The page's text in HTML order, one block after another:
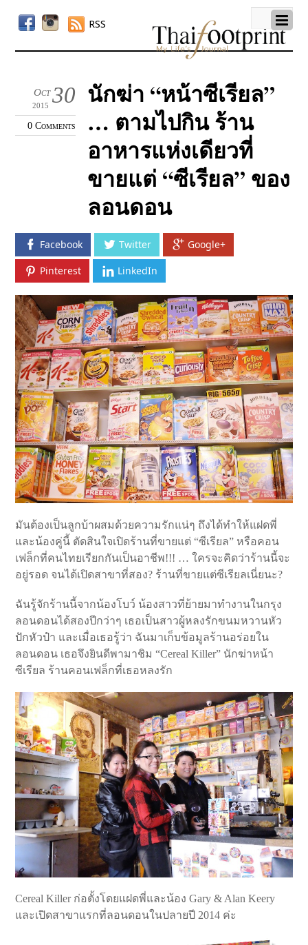
RSS
30
Oct
2015
0 Comments
นักฆ่า “หน้าซีเรียล”
… ตามไปกิน ร้าน
อาหารแห่งเดียวที่
ขายแต่ “ซีเรียล” ของ
ลอนดอน
Facebook Twitter Google+
Pinterest LinkedIn
มันต้องเป็นลูกบ้าผสมด้วยความรักแน่ๆ ถึงได้ทำให้แฝดพี่
และน้องคู่นี้ ตัดสินใจเปิดร้านที่ขายแต่ “ซีเรียล” หรือคอน
เฟล็กที่คนไทยเรียกกันเป็นอาชีพ!!! … ใครจะคิดว่าร้านนี้จะ
อยู่รอด จนได้เปิดสาขาที่สอง? ร้านที่ขายแต่ซีเรียลเนี่ยนะ?
ฉันรู้จักร้านนี้จากน้องโบว์ น้องสาวที่ย้ายมาทำงานในกรุง
ลอนดอนได้สองปีกว่าๆ เธอเป็นสาวผู้หลงรักขนมหวานหัว
ปักหัวปำ และเมื่อเธอรู้ว่า ฉันมาเก็บข้อมูลร้านอร่อยใน
ลอนดอน เธอจึงยินดีพามาชิม “Cereal Killer” นักฆ่าหน้า
ซีเรียล ร้านคอนเฟล็กที่เธอหลงรัก
Cereal Killer ก่อตั้งโดยแฝดพี่และน้อง Gary & Alan Keery
และเปิดสาขาแรกที่ลอนดอนในปลายปี 2014 ค่ะ